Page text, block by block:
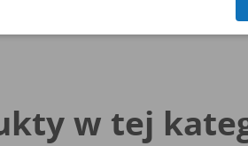
w tej